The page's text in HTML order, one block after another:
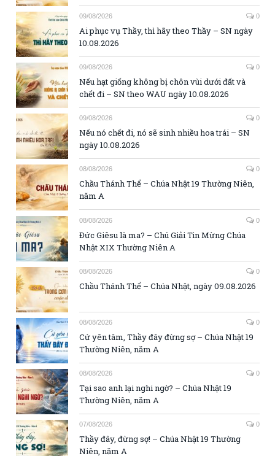
09/08/2026 0
Ai phục vụ Thầy, thì hãy theo Thầy – SN ngày
10.08.2026
09/08/2026 0
Nếu hạt giống không bị chôn vùi dưới đất và
chết đi – SN theo WAU ngày 10.08.2026
09/08/2026 0
Nếu nó chết đi, nó sẽ sinh nhiều hoa trái – SN
ngày 10.08.2026
08/08/2026 0
Chầu Thánh Thể – Chúa Nhật 19 Thường Niên,
năm A
08/08/2026 0
Đức Giêsu là ma? – Chú Giải Tin Mừng Chúa
Nhật XIX Thường Niên A
08/08/2026 0
Chầu Thánh Thể – Chúa Nhật, ngày 09.08.2026
08/08/2026 0
Cứ yên tâm, Thầy đây đừng sợ – Chúa Nhật 19
Thường Niên, năm A
08/08/2026 0
Tại sao anh lại nghi ngờ? – Chúa Nhật 19
Thường Niên, năm A
07/08/2026 0
Thầy đây, đừng sợ! – Chúa Nhật 19 Thường
Niên, năm A